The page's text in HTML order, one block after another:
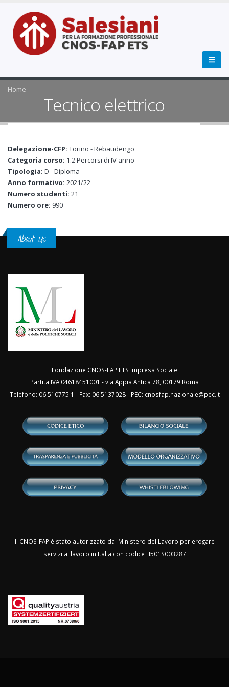
Home
Tecnico elettrico
Delegazione-CFP: Torino - Rebaudengo
Categoria corso: 1.2 Percorsi di IV anno
Tipologia: D - Diploma
Anno formativo: 2021/22
Numero studenti: 21
Numero ore: 990
About Us
Fondazione CNOS-FAP ETS Impresa Sociale
Partita IVA 04618451001 - via Appia Antica 78, 00179 Roma
Telefono: 06 510775 1 - Fax: 06 5137028 - PEC: cnosfap.nazionale@pec.it
Il CNOS-FAP è stato autorizzato dal Ministero del Lavoro per erogare
servizi al lavoro in Italia con codice H501S003287